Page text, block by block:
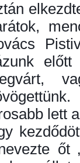
lett
őt